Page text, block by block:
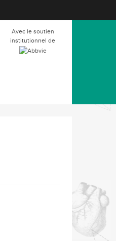
Avec le soutien
institutionnel de